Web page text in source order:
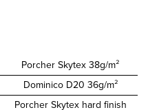
Porcher Skytex 38g/m²
Dominico D20 36g/m²
Porcher Skytex hard finish